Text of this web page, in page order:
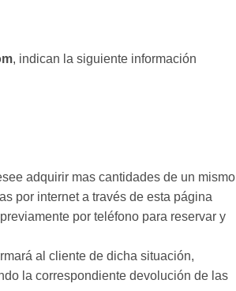
, indican la siguiente información
adquirir mas cantidades de un mismo
por internet a través de esta página
por teléfono para reservar y
al cliente de dicha situación,
la correspondiente devolución de las